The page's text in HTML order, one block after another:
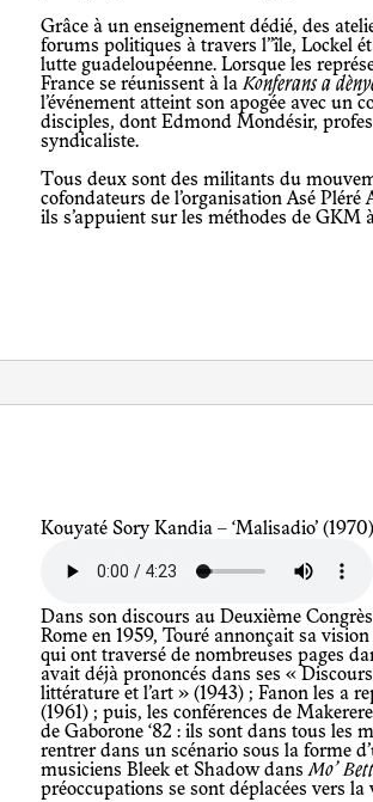
Grâce à un enseignement dédié, des ateliers-concert et des performances lors de
forums politiques à travers l’’île, Lockel
lutte guadeloupéenne. Lorsque les
France se réunissent à laKonferans a
l’événement atteint son apogée avec un
disciples, dont Edmond Mondésir,
syndicaliste.
Tous deux sont des militants du mouvement nationaliste martiniquais et
cofondateurs de l’organisation Asé
ils s’appuient sur les méthodes de
Kouyaté Sory Kandia – ‘Malisadio’
Dans son discours au Deuxième Congrès des écrivains et artistes africains à
Rome en 1959, Touré annonçait sa
qui ont traversé de nombreuses pages
avait déjà prononcés dans ses «
littérature et l’art » (1943) ; Fanon les a
(1961) ; puis, les conférences de
de Gaborone ‘82 : ils sont dans tous les
rentrer dans un scénario sous la forme
musiciens Bleek et Shadow dansMo’
préoccupations se sont déplacées vers